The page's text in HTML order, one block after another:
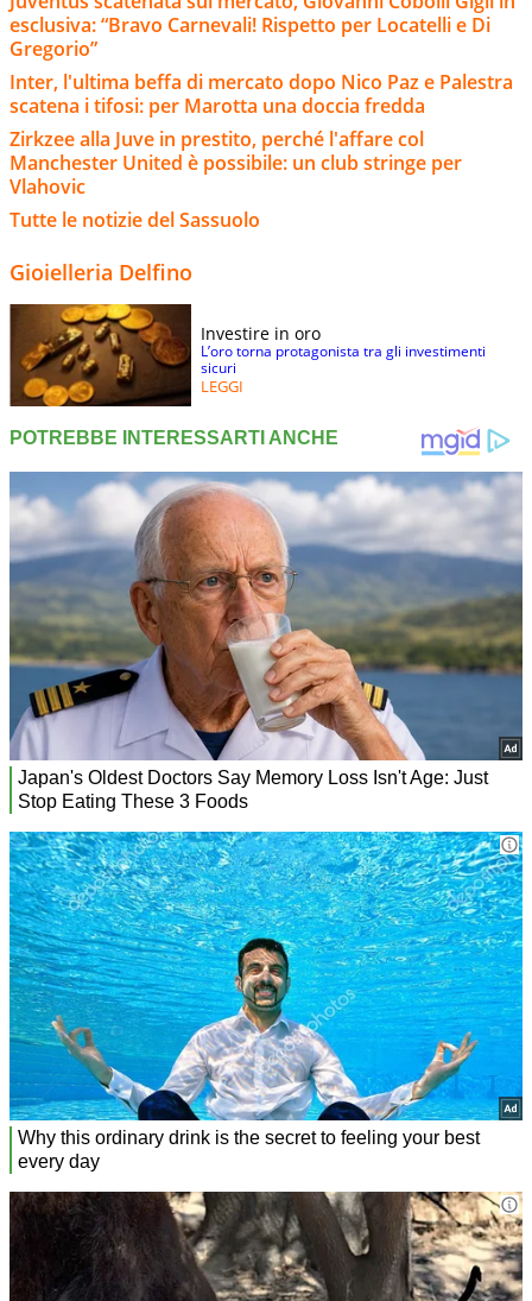
esclusiva: “Bravo Carnevali! Rispetto per Locatelli e Di
Gregorio”
Inter, l'ultima beffa di mercato dopo Nico Paz e Palestra
scatena i tifosi: per Marotta una doccia fredda
Zirkzee alla Juve in prestito, perché l'affare col
Manchester United è possibile: un club stringe per
Vlahovic
Tutte le notizie del Sassuolo
Gioielleria Delfino
Investire in oro
L’oro torna protagonista tra gli investimenti
sicuri
LEGGI